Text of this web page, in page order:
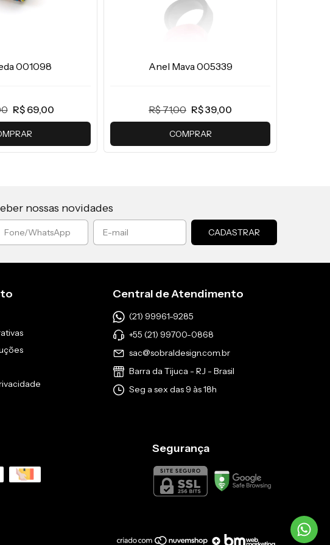
001098
R$ 69,00
Anel Mava 005339
R$ 71,00 R$ 39,00
COMPRAR
nossas novidades
Central de Atendimento
(21) 99961-9285
+55 (21) 99700-0868
sac@sobraldesign.com.br
Barra da Tijuca - RJ - Brasil
Seg a sex das 9 às 18h
Segurança